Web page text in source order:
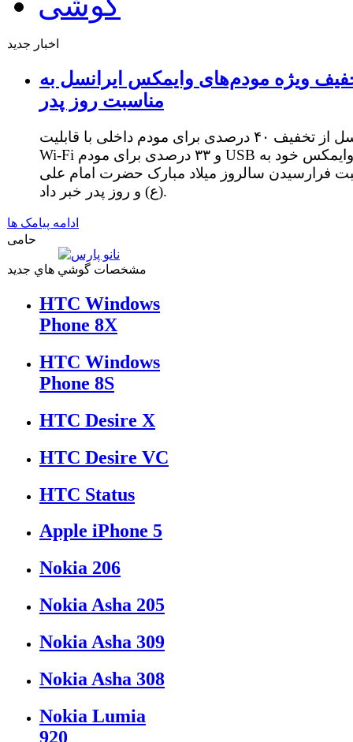
اخبار جدید
ویژه مودم‌های وایمکس ایرانسل به
مناسبت روز پدر
ایرانسل از تخفیف ۴۰ درصدی برای مودم داخلی با قابلیت
Wi-Fi و ۳۳ درصدی برای مودم USB وایمکس خود به
فرارسیدن سالروز میلاد مبارک حضرت امام علی
(ع) و روز پدر خبر داد.
ادامه پیامک ها
حامی
مشخصات گوشي هاي جديد
HTC Windows
Phone 8X
HTC Windows
Phone 8S
HTC Desire X
HTC Desire VC
HTC Status
Apple iPhone 5
Nokia 206
Nokia Asha 205
Nokia Asha 309
Nokia Asha 308
Nokia Lumia
920